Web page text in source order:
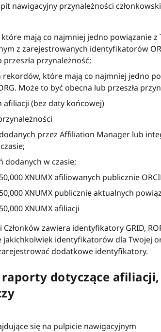
nawigacyjny przynależności
mają co najmniej jedno powiązanie z
z zarejestrowanych identyfikatorów
przynależność;
rekordów, które mają co najmniej jedno
Może to być obecna lub przeszła
afiliacji (bez daty końcowej)
przez Affiliation Manager lub
dodanych w czasie;
XNUMX afiliowanych publicznie
XNUMX publicznie aktualnych
XNUMX afiliacji
Członków zawiera identyfikatory GRID,
jakichkolwiek identyfikatorów dla Twojej
dodatkowe identyfikatory.
raporty dotyczące
się na pulpicie nawigacyjnym